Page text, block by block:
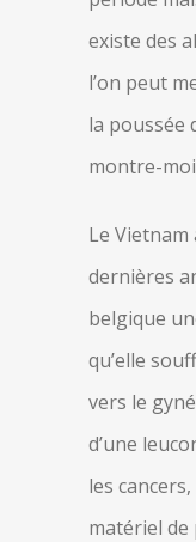
existe des
l’on peut
la poussée
montre-
Le Vietnam
dernières
belgique
qu’elle
vers le
d’une
les
matériel de